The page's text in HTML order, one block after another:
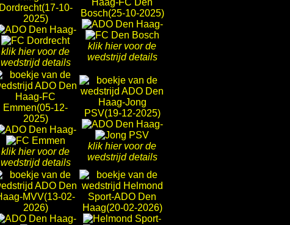
-
klik hier voor de
wedstrijd details
-
klik hier voor de
wedstrijd details
-
klik hier voor de
wedstrijd details
-
klik hier voor de
wedstrijd details
- -